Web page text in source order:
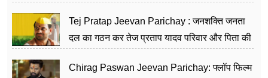
Tej Pratap Jeevan Parichay : जनशक्ति जनता
दल का गठन कर तेज प्रताप यादव परिवार और पिता की
Chirag Paswan Jeevan Parichay: फ्लॉप फिल्म